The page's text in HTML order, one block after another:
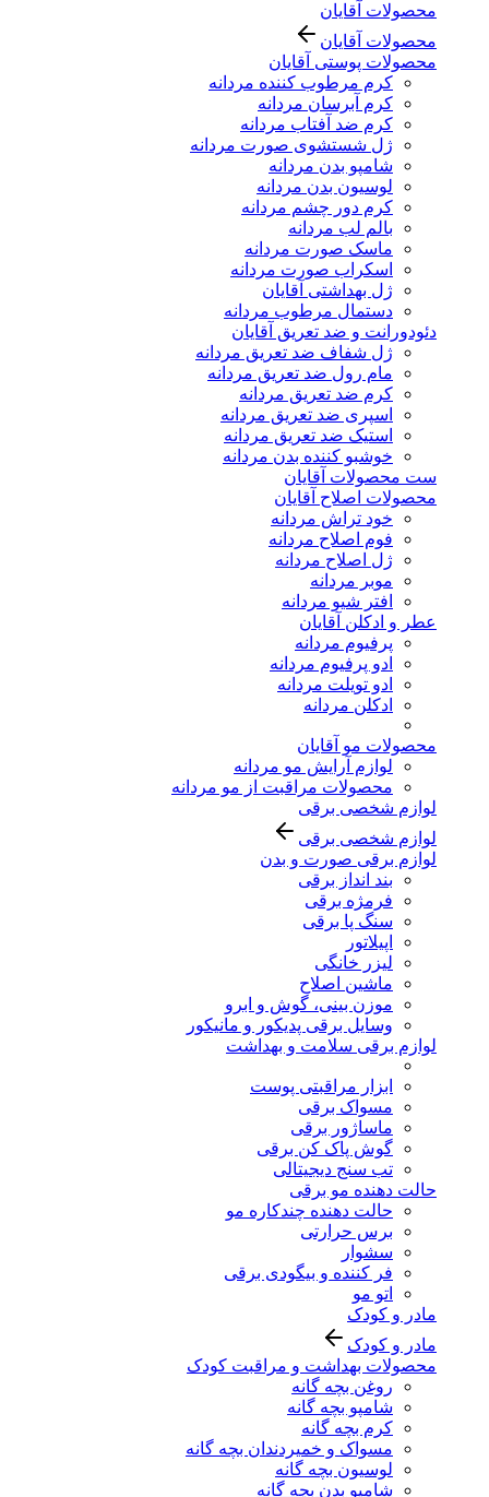
محصولات آقایان
محصولات آقایان
محصولات پوستی آقایان
کرم مرطوب کننده مردانه
کرم آبرسان مردانه
کرم ضد آفتاب مردانه
ژل شستشوی صورت مردانه
شامپو بدن مردانه
لوسیون بدن مردانه
کرم دور چشم مردانه
بالم لب مردانه
ماسک صورت مردانه
اسکراب صورت مردانه
ژل بهداشتی آقایان
دستمال مرطوب مردانه
دئودورانت و ضد تعریق آقایان
ژل شفاف ضد تعریق مردانه
مام رول ضد تعریق مردانه
کرم ضد تعریق مردانه
اسپری ضد تعریق مردانه
استیک ضد تعریق مردانه
خوشبو کننده بدن مردانه
ست محصولات آقایان
محصولات اصلاح آقایان
خود تراش مردانه
فوم اصلاح مردانه
ژل اصلاح مردانه
موبر مردانه
افتر شیو مردانه
عطر و ادکلن آقایان
پرفیوم مردانه
ادو پرفیوم مردانه
ادو تویلت مردانه
ادکلن مردانه
محصولات مو آقایان
لوازم آرایش مو مردانه
محصولات مراقبت از مو مردانه
لوازم شخصی برقی
لوازم شخصی برقی
لوازم برقی صورت و بدن
بند انداز برقی
فرمژه برقی
سنگ پا برقی
اپیلاتور
لیزر خانگی
ماشین اصلاح
موزن بینی، گوش و ابرو
وسایل برقی پدیکور و مانیکور
لوازم برقی سلامت و بهداشت
ابزار مراقبتی پوست
مسواک برقی
ماساژور برقی
گوش پاک کن برقی
تب سنج دیجیتالی
حالت دهنده مو برقی
حالت دهنده چندکاره مو
برس حرارتی
سشوار
فر کننده و بیگودی برقی
اتو مو
مادر و کودک
مادر و کودک
محصولات بهداشت و مراقبت کودک
روغن بچه گانه
شامپو بچه گانه
کرم بچه گانه
مسواک و خمیردندان بچه گانه
لوسیون بچه گانه
شامپو بدن بچه گانه